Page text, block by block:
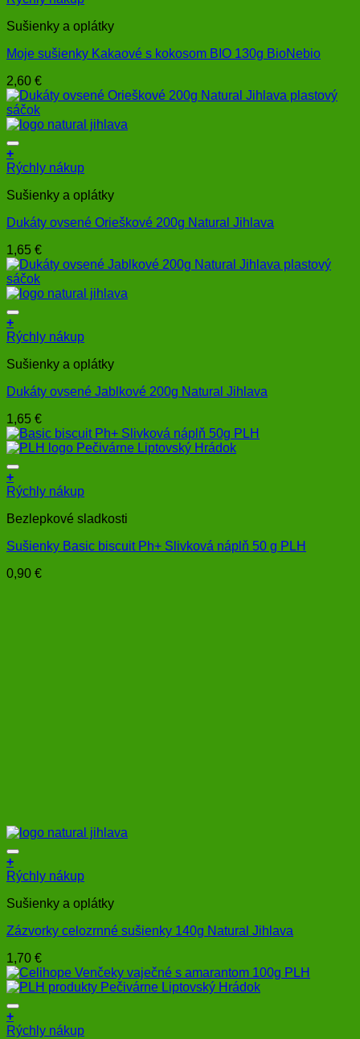
Sušienky a oplátky
Moje sušienky Kakaové s kokosom BIO 130g BioNebio
2,60 €
+
Rýchly nákup
Sušienky a oplátky
Dukáty ovsené Orieškové 200g Natural Jihlava
1,65 €
+
Rýchly nákup
Sušienky a oplátky
Dukáty ovsené Jablkové 200g Natural Jihlava
1,65 €
+
Rýchly nákup
Bezlepkové sladkosti
Sušienky Basic biscuit Ph+ Slivková náplň 50 g PLH
0,90 €
+
Rýchly nákup
Sušienky a oplátky
Zázvorky celozrnné sušienky 140g Natural Jihlava
1,70 €
+
Rýchly nákup